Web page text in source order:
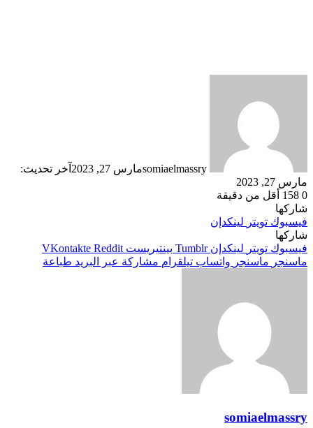
somiaelmassryمارس 27, 2023
آخر تحديث:
مارس 27, 2023
0
أقل من دقيقة
شاركها
فيسبوك تويتر لينكدإن
شاركها
فيسبوك تويتر لينكدإن بينتيريست
ماسنجر ماسنجر واتساب تيلقرام مشاركة عبر البريد طباعة
somiaelmassry